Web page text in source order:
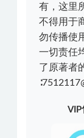
有，这里
不得用于
勿传播使
一切责任
了原著者
VIP